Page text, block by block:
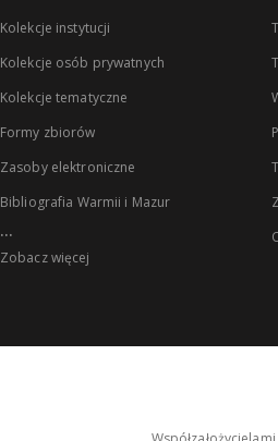
Kolekcje instytucji
Kolekcje osób prywatnych
Kolekcje tematyczne
Formy zbiorów
Zasoby elektroniczne
Bibliografia Warmii i Mazur
...
Zobacz więcej